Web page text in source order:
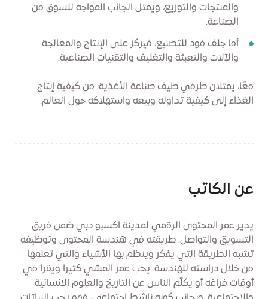
والمنتجات والتوزيع، ويمثل الجانب المواجه للسوق من
الصناعة.
أما جلف فود للتصنيع، فيركز على الإنتاج والمعالجة
والآلات والتعبئة والتغليف والتقنيات الصناعية.
معًا، يمثلان طرفي طيف صناعة الأغذية: من كيفية إنتاج
الغذاء إلى كيفية تداوله وبيعه واستهلاكه حول العالم.
عن الكاتب
يدير عمر المحتوى الرقمي لمدينة اكسبو دبي ضمن فريق
التسويق والتواصل. طريقته في هندسة المحتوى وتوظيفه
تشبه الطريقة التي يفكر وينظم بها الأشياء والتي تعلمها
من خلال دراسته للهندسة. يحب عمر المشي كثيرا ويقرأ في
أوقات فراغه أو يكلّم الناس عن التاريخ والعلوم الانسانية